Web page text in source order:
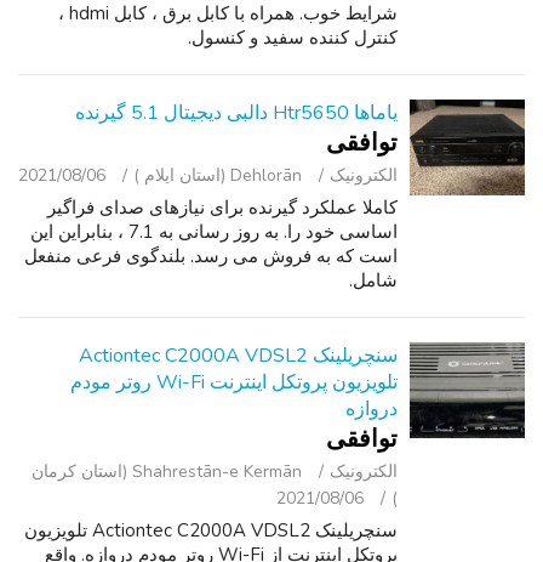
شرایط خوب. همراه با کابل برق ، کابل hdmi ،
کنترل کننده سفید و کنسول.
یاماها Htr5650 دالبی دیجیتال 5.1 گیرنده
توافقی
الکترونیک Dehlorān (استان ایلام ) 2021/08/06
کاملا عملکرد گیرنده برای نیازهای صدای فراگیر
اساسی خود را. به روز رسانی به 7.1 ، بنابراین این
است که به فروش می رسد. بلندگوی فرعی منفعل
شامل.
سنچریلینک Actiontec C2000A VDSL2
تلویزیون پروتکل اینترنت Wi-Fi روتر مودم
دروازه
توافقی
الکترونیک
Shahrestān-e Kermān (استان کرمان
)
2021/08/06
سنچریلینک Actiontec C2000A VDSL2 تلویزیون
پروتکل اینترنت از Wi-Fi روتر مودم دروازه. واقع